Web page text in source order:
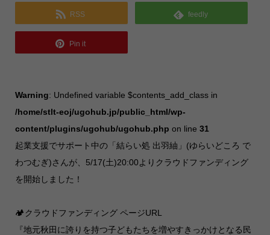
RSS feedly
Pin it
Warning: Undefined variable $contents_add_class in
/home/stlt-eoj/ugohub.jp/public_html/wp-
content/plugins/ugohub/ugohub.php on line 31
起業支援でサポート中の「結らい処 出羽紬」(ゆらいどころ で
わつむぎ)さんが、5/17(土)20:00よりクラウドファンディング
を開始しました！
🏕️クラウドファンディング ページURL
『地元秋田に誇りを持つ子どもたちを増やすきっかけとなる民